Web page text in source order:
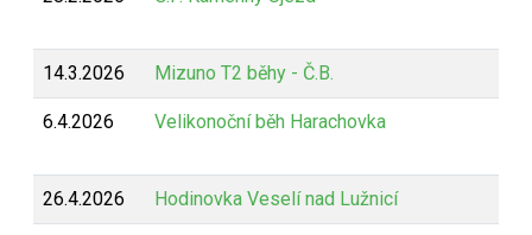
14.3.2026 Mizuno T2 běhy - Č.B.
6.4.2026 Velikonoční běh Harachovka
26.4.2026 Hodinovka Veselí nad Lužnicí